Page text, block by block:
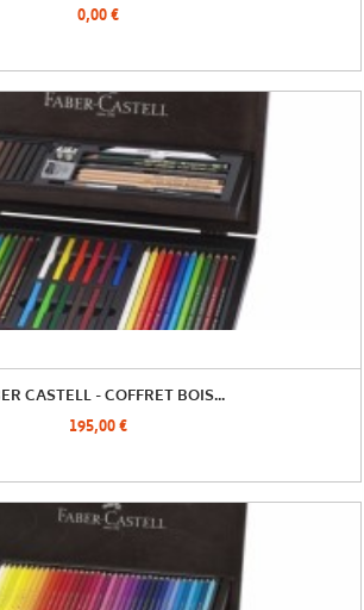
0,00 €
CASTELL - COFFRET BOIS...
195,00 €